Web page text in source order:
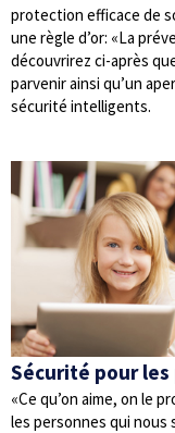
protection efficace de
une règle d’or: «La
découvrirez ci-après
parvenir ainsi qu’un
sécurité intelligents.
Sécurité pour
«Ce qu’on aime, on le
les personnes qui